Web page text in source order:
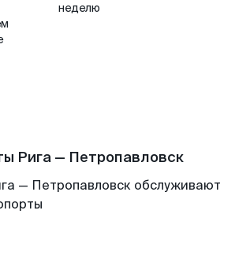
неделю
Рига — Петропавловск
— Петропавловск обслуживают